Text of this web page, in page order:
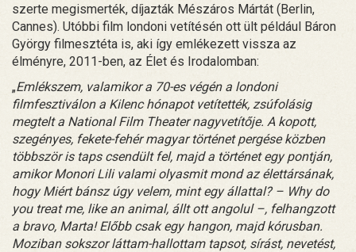
szerte megismerték, díjazták Mészáros Mártát (Berlin,
Cannes). Utóbbi film londoni vetítésén ott ült például Báron
György filmesztéta is, aki így emlékezett vissza az
élményre, 2011-ben, az Élet és Irodalomban:
„Emlékszem, valamikor a 70-es végén a londoni
filmfesztiválon a Kilenc hónapot vetítették, zsúfolásig
megtelt a National Film Theater nagyvetítője. A kopott,
szegényes, fekete-fehér magyar történet pergése közben
többször is taps csendült fel, majd a történet egy pontján,
amikor Monori Lili valami olyasmit mond az élettársának,
hogy Miért bánsz úgy velem, mint egy állattal? – Why do
you treat me, like an animal, állt ott angolul –, felhangzott
a bravo, Marta! Előbb csak egy hangon, majd kórusban.
Moziban sokszor láttam-hallottam tapsot, sírást, nevetést,